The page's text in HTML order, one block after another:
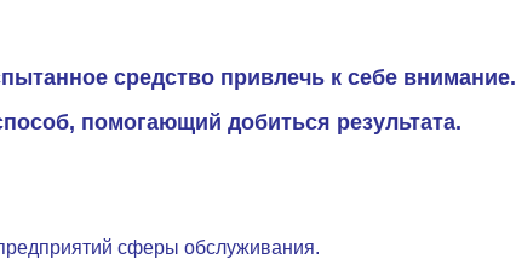
средство привлечь к себе внимание.
помогающий добиться результата.
сферы обслуживания.